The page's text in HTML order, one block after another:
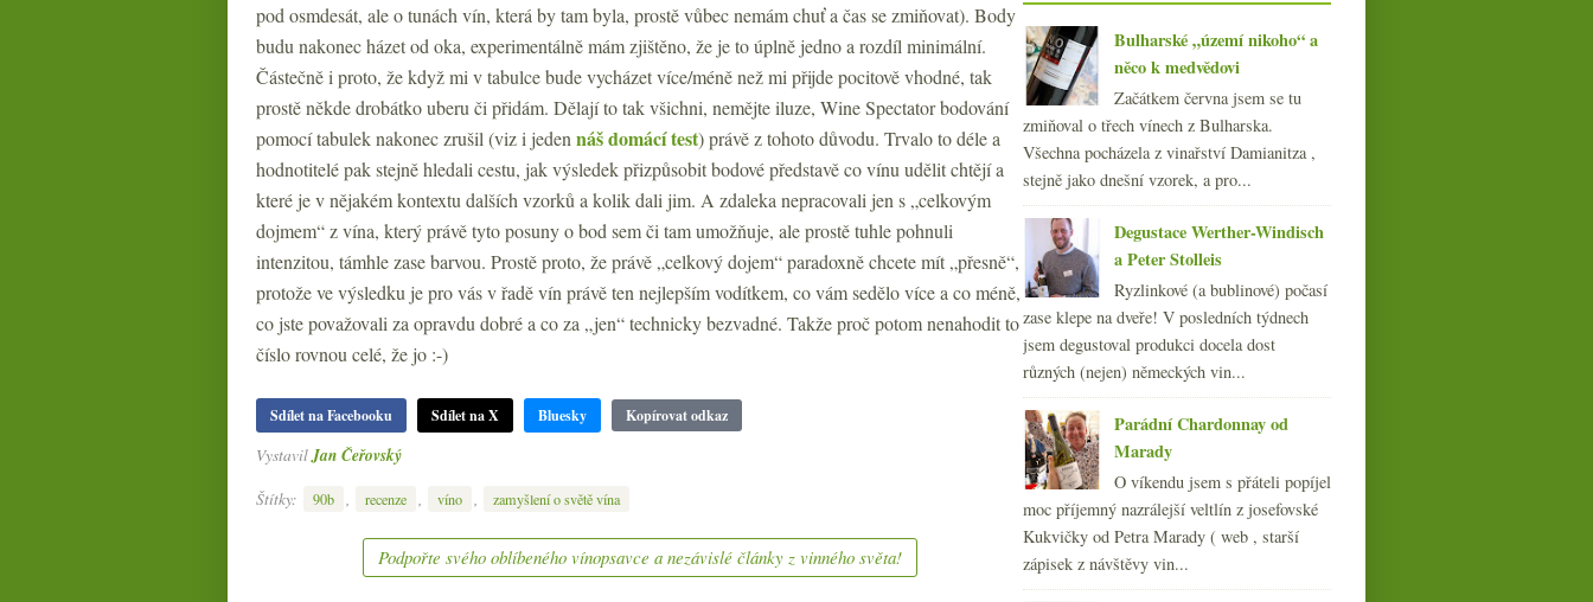
pod osmdesát, ale o tunách vín, která by tam byla, prostě vůbec nemám chuť a čas se zmiňovat). Body
budu nakonec házet od oka, experimentálně mám zjištěno, že je to úplně jedno a rozdíl minimální.
Částečně i proto, že když mi v tabulce bude vycházet více/méně než mi přijde pocitově vhodné, tak
prostě někde drobátko uberu či přidám. Dělají to tak všichni, nemějte iluze, Wine Spectator bodování
pomocí tabulek nakonec zrušil (viz i jeden náš domácí test) právě z tohoto důvodu. Trvalo to déle a
hodnotitelé pak stejně hledali cestu, jak výsledek přizpůsobit bodové představě co vínu udělit chtějí a
které je v nějakém kontextu dalších vzorků a kolik dali jim. A zdaleka nepracovali jen s „celkovým
dojmem“ z vína, který právě tyto posuny o bod sem či tam umožňuje, ale prostě tuhle pohnuli
intenzitou, támhle zase barvou. Prostě proto, že právě „celkový dojem“ paradoxně chcete mít „přesně“,
protože ve výsledku je pro vás v řadě vín právě ten nejlepším vodítkem, co vám sedělo více a co méně,
co jste považovali za opravdu dobré a co za „jen“ technicky bezvadné. Takže proč potom nenahodit to
číslo rovnou celé, že jo :-)
Sdílet na Facebooku Sdílet na X Bluesky Kopírovat odkaz
VystavilJan Čeřovský
Štítky:
90b recenze víno zamyšlení o světě vína
Podpořte svého oblíbeného vínopsavce a nezávislé články z vinného světa!
►října(20)
►září (21)
► srpna(21)
►července(23)
► června(22)
► května(19)
►dubna(21)
►března(22)
►února(20)
►ledna (21)
►2014(254)
►2013(249)
►2012(254)
►2011(252)
►2010(249)
►2009(249)
►2008(270)
►2007(108)
Bulharské „území nikoho“ a
něco k medvědovi
Začátkem června jsem se tu
zmiňoval o třech vínech z Bulharska.
Všechna pocházela z vinařství Damianitza ,
stejně jako dnešní vzorek, a pro...
Degustace Werther-Windisch
a Peter Stolleis
Ryzlinkové (a bublinové) počasí
zase klepe na dveře! V posledních týdnech
jsem degustoval produkci docela dost
různých (nejen) německých vin...
Parádní Chardonnay od
Marady
O víkendu jsem s přáteli popíjel
moc příjemný nazrálejší veltlín z josefovské
Kukvičky od Petra Marady ( web , starší
zápisek z návštěvy vin...